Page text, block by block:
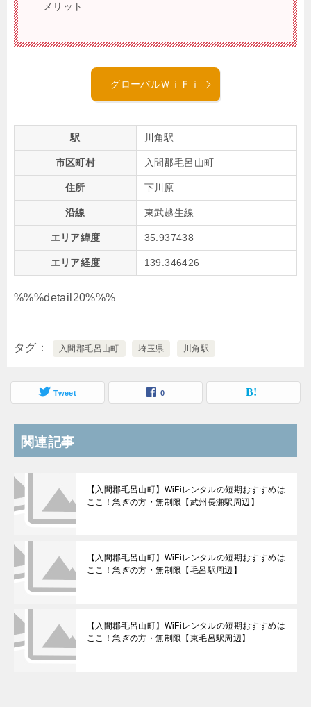
メリット
グローバルＷｉＦｉ
駅 川角駅
市区町村 入間郡毛呂山町
住所 下川原
沿線 東武越生線
エリア緯度 35.937438
エリア経度 139.346426
%%%detail20%%%
タグ 入間郡毛呂山町 埼玉県 川角駅
Tweet 0
関連記事
【入間郡毛呂山町】WiFiレンタルの短期おすすめは
ここ！急ぎの方・無制限【武州長瀬駅周辺】
【入間郡毛呂山町】WiFiレンタルの短期おすすめは
ここ！急ぎの方・無制限【毛呂駅周辺】
【入間郡毛呂山町】WiFiレンタルの短期おすすめは
ここ！急ぎの方・無制限【東毛呂駅周辺】